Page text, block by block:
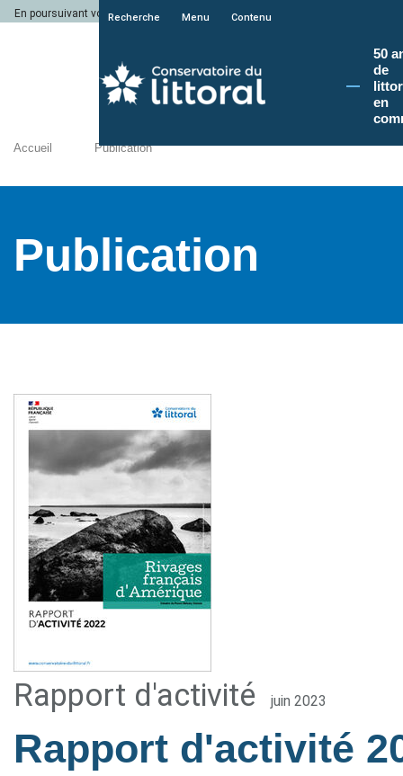
En poursuivant votre navigation sur le site du Conservatoire du littoral, vous
Recherche Menu Contenu
50
de
en
Accueil Publication
Publication
Rapport d'activité juin 2023
Rapport d'activité